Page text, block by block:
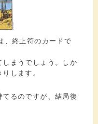
、終止符のカードで
まうでしょう。しか
します。
るのですが、結局復